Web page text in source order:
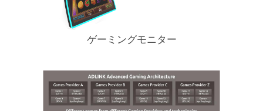
ゲーミングモニター